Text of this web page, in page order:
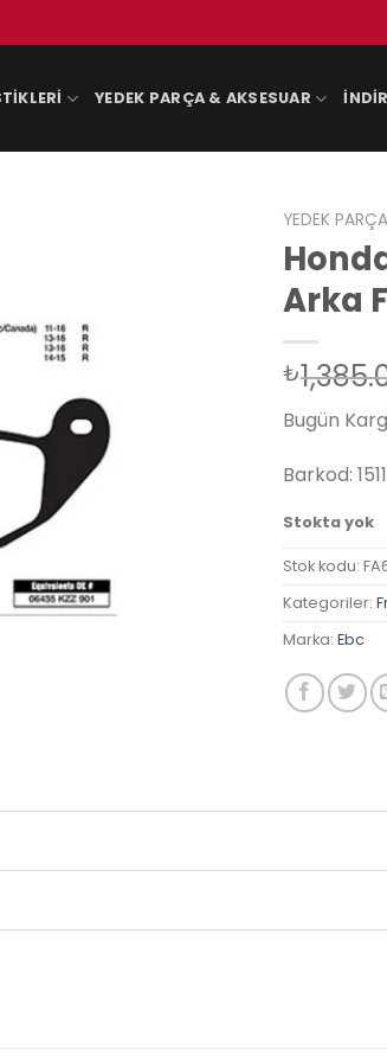
YEDEK PARÇA & AKSESUAR
YEDEK
Arka
₺
Bugün
Barkod:
Stokta yok
Stok kodu:
Kategoriler:
Marka: Ebc